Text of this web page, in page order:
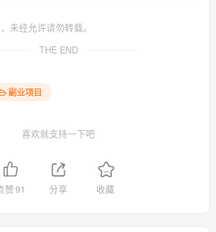
未经允许请勿转载。
THE END
副业项目
喜欢就支持一下吧
赞91 分享 收藏